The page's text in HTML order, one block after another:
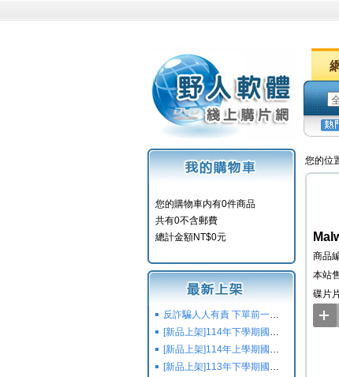
您的購物車内有0件商品
共有0不含郵費
總計金額NT$0元
反詐騙人人有責 下單前一定要注意
[新品上架]114年下學期國小國中高中命題光碟,校用卷,習作
[新品上架]114年上學期國小國中高中命題光碟,校用卷,習作
[新品上架]113年下學期國小國中高中命題光碟,校用卷,習作
您的位
商品
本站
碟片